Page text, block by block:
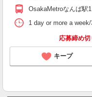
OsakaMetroなんば駅
1 day or more a
応募締め
キープ